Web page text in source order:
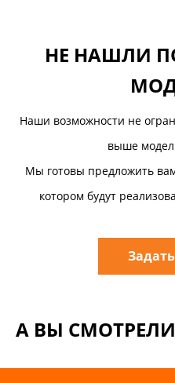
НЕ НАШЛИ
Наши возможности не
выше
Мы готовы предложить
котором будут
А ВЫ